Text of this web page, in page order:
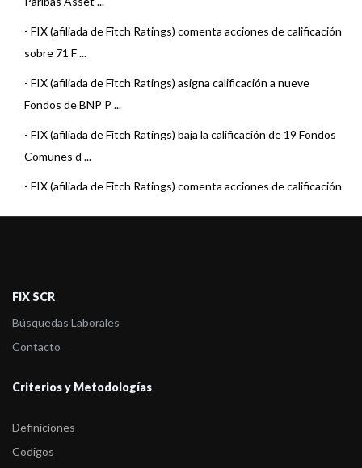
- FIX (afiliada de Fitch Ratings) comenta acciones de calificación
sobre 71 F ...
- FIX (afiliada de Fitch Ratings) asigna calificación a nueve
Fondos de BNP P ...
- FIX (afiliada de Fitch Ratings) baja la calificación de 19 Fondos
Comunes d ...
- FIX (afiliada de Fitch Ratings) comenta acciones de calificación
- FIX (afiliada de Fitch Ratings) subió la calificación del Fondo
FIX (afiliada de Fitch Ratings) comenta acciones de calificación
-FIX (afiliada de Fitch Ratings) subió las calificaciones de 34
FIX SCR
Búsquedas Laborales
Contacto
Criterios y Metodologías
Definiciones
Codigos